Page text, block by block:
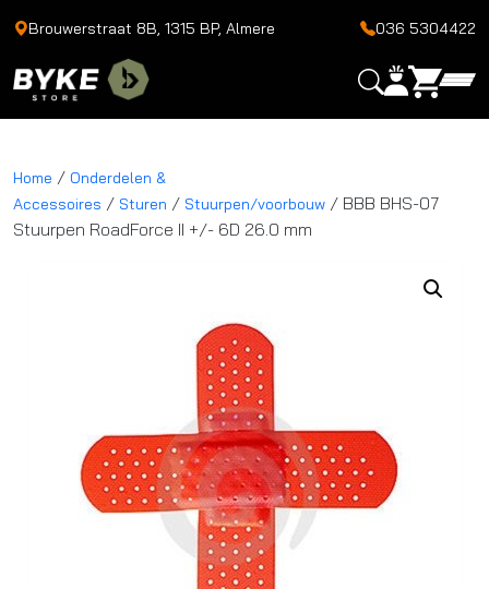
Brouwerstraat 8B, 1315 BP, Almere 036 5304422
Home / Onderdelen &
Accessoires / Sturen / Stuurpen/voorbouw / BBB BHS-07
Stuurpen RoadForce II +/- 6D 26.0 mm